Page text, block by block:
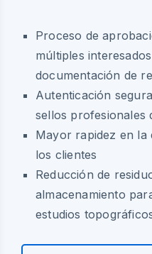
Proceso de
múltiples
documentación de
Autenticación
sellos profesionales
Mayor rapidez en la
los clientes
Reducción de
almacenamiento
estudios